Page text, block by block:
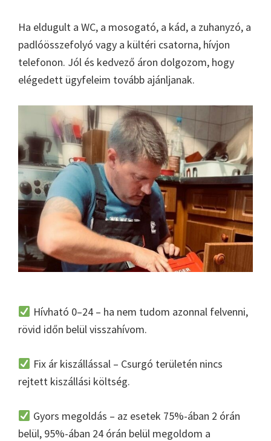
Ha eldugult a WC, a mosogató, a kád, a zuhanyzó, a
padlóösszefolyó vagy a kültéri csatorna, hívjon
telefonon. Jól és kedvező áron dolgozom, hogy
elégedett ügyfeleim tovább ajánljanak.
Hívható 0–24 – ha nem tudom azonnal felvenni,
rövid időn belül visszahívom.
Fix ár kiszállással – Csurgó területén nincs
rejtett kiszállási költség.
Gyors megoldás – az esetek 75%-ában 2 órán
belül, 95%-ában 24 órán belül megoldom a